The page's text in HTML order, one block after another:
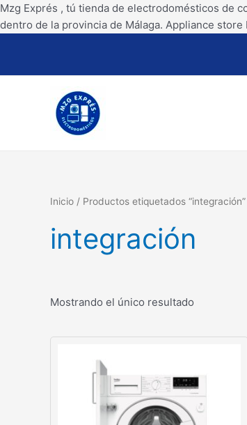
Mzg Exprés , tú tienda de electrodomésticos de
dentro de la provincia de Málaga. Appliance
Inicio / Productos etiquetados “integración”
integración
Mostrando el único resultado